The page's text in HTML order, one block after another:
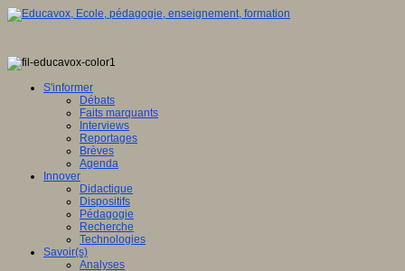
S'informer
Débats
Faits marquants
Interviews
Reportages
Brèves
Agenda
Innover
Didactique
Dispositifs
Pédagogie
Recherche
Technologies
Savoir(s)
Analyses